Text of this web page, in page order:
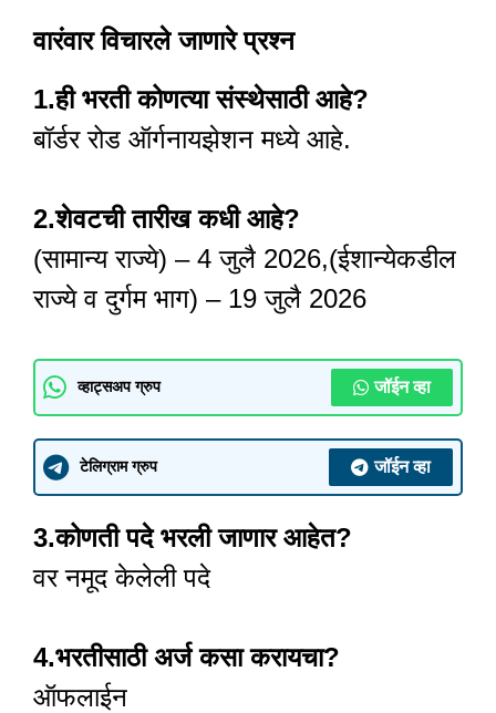
वारंवार विचारले जाणारे प्रश्न
1.ही भरती कोणत्या संस्थेसाठी आहे?
बॉर्डर रोड ऑर्गनायझेशन मध्ये आहे.
2.शेवटची तारीख कधी आहे?
(सामान्य राज्ये) – 4 जुलै 2026,(ईशान्येकडील
राज्ये व दुर्गम भाग) – 19 जुलै 2026
व्हाट्सअप ग्रुप जॉईन व्हा
टेलिग्राम ग्रुप जॉईन व्हा
3.कोणती पदे भरली जाणार आहेत?
वर नमूद केलेली पदे
4.भरतीसाठी अर्ज कसा करायचा?
ऑफलाईन